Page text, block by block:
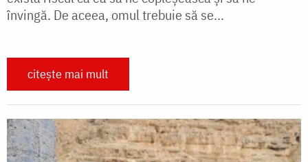
învingă. De aceea, omul trebuie să se...
citește mai mult